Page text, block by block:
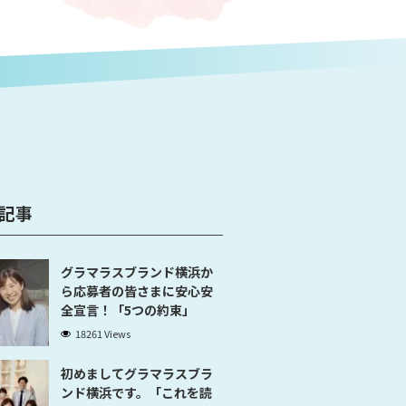
事
グラマラスブランド横浜か
ら応募者の皆さまに安心安
全宣言！「5つの約束」
18261 Views
初めましてグラマラスブラ
ンド横浜です。「これを読